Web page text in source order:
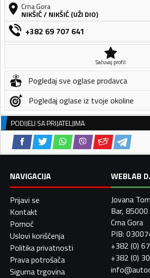
Crna Gora
NIKŠIĆ/ NIKŠIĆ (UŽI DIO)
+382 69 707 641
Sačuvaj profil
Pogledaj sve oglase prodavca
Pogledaj oglase iz tvoje okoline
PODIJELI SA PRIJATELJIMA
NAVIGACIJA
Prijavi se
Kontakt
Pomoć
Uslovi korišćenja
Politika privatnosti
Prava potrošača
Sigurna trgovina
WEBLAB
Jovana
Bar, 85000
Crna Gora
PIB:
+382 (0)
+382 (0)